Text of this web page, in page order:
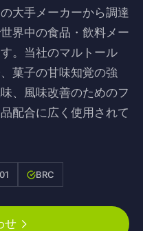
大手メーカーから調達
界中の食品・飲料メー
。当社のマルトール
菓子の甘味知覚の強
、風味改善のためのフ
配合に広く使用されて
BRC
せ